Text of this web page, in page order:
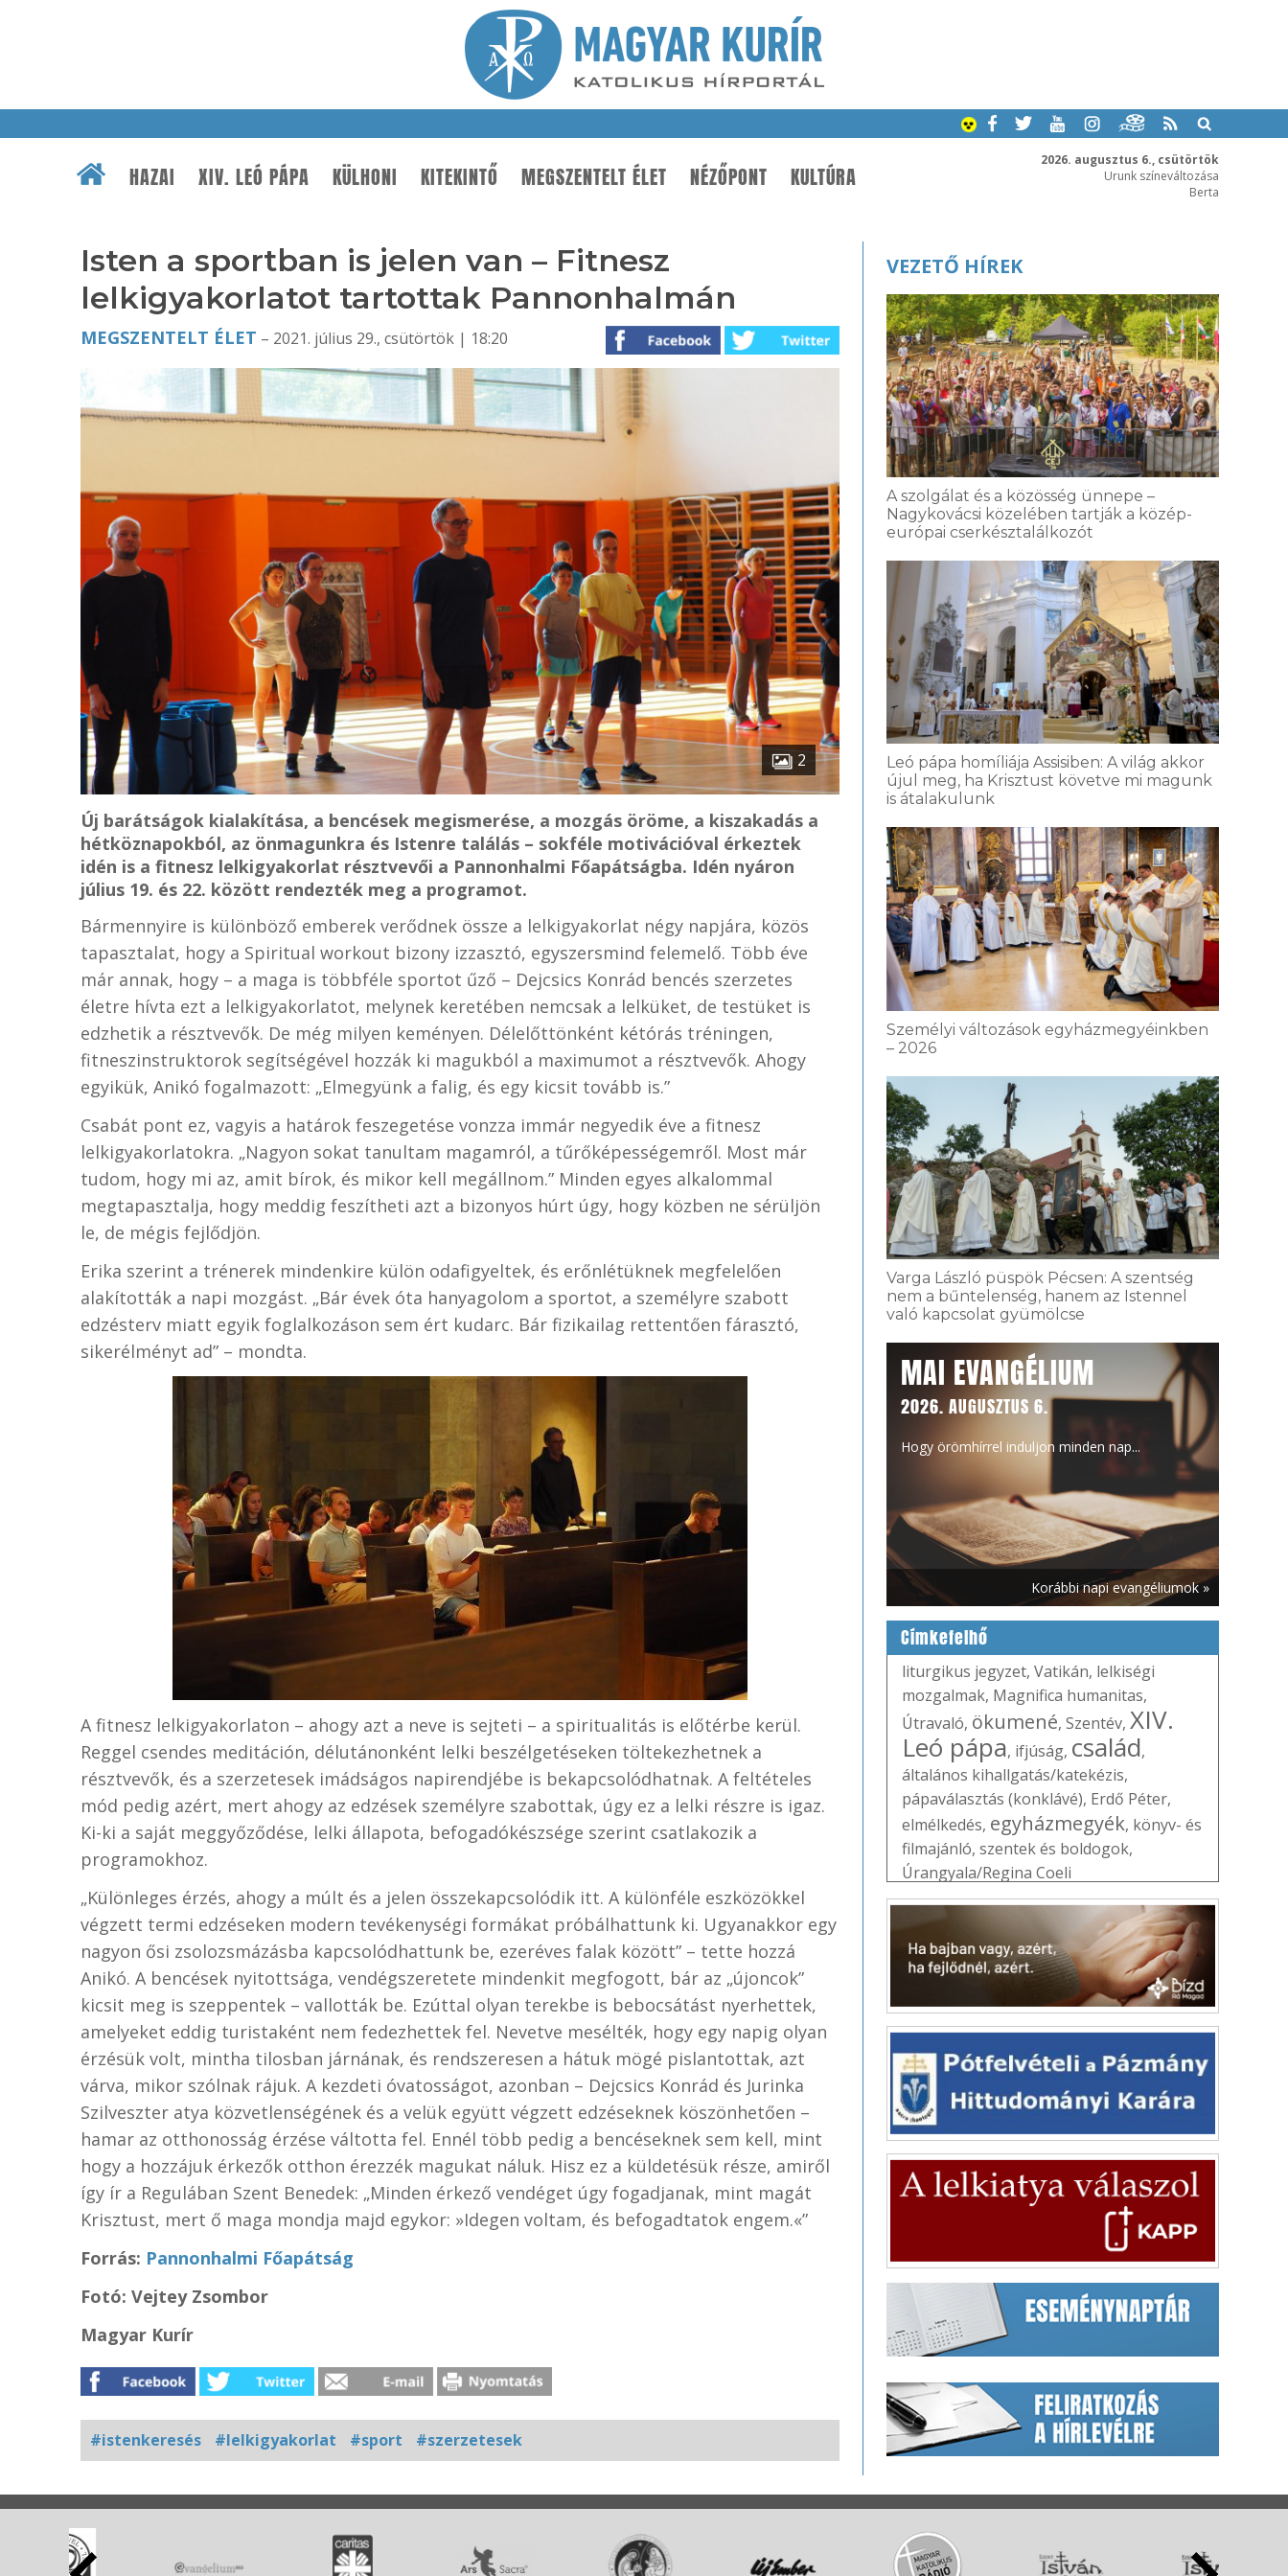
2026. augusztus 6., csütörtök
Urunk színeváltozása
Berta
HAZAI XIV. LEÓ PÁPA KÜLHONI KITEKINTŐ MEGSZENTELT ÉLET NÉZŐPONT KULTÚRA
Isten a sportban is jelen van – Fitnesz
lelkigyakorlatot tartottak Pannonhalmán
MEGSZENTELT ÉLET – 2021. július 29., csütörtök | 18:20
2
Új barátságok kialakítása, a bencések megismerése, a mozgás öröme, a kiszakadás a
hétköznapokból, az önmagunkra és Istenre találás – sokféle motivációval érkeztek
idén is a fitnesz lelkigyakorlat résztvevői a Pannonhalmi Főapátságba. Idén nyáron
július 19. és 22. között rendezték meg a programot.
Bármennyire is különböző emberek verődnek össze a lelkigyakorlat négy napjára, közös
tapasztalat, hogy a Spiritual workout bizony izzasztó, egyszersmind felemelő. Több éve
már annak, hogy – a maga is többféle sportot űző – Dejcsics Konrád bencés szerzetes
életre hívta ezt a lelkigyakorlatot, melynek keretében nemcsak a lelküket, de testüket is
edzhetik a résztvevők. De még milyen keményen. Délelőttönként kétórás tréningen,
fitneszinstruktorok segítségével hozzák ki magukból a maximumot a résztvevők. Ahogy
egyikük, Anikó fogalmazott: „Elmegyünk a falig, és egy kicsit tovább is.”
Csabát pont ez, vagyis a határok feszegetése vonzza immár negyedik éve a fitnesz
lelkigyakorlatokra. „Nagyon sokat tanultam magamról, a tűrőképességemről. Most már
tudom, hogy mi az, amit bírok, és mikor kell megállnom.” Minden egyes alkalommal
megtapasztalja, hogy meddig feszítheti azt a bizonyos húrt úgy, hogy közben ne sérüljön
le, de mégis fejlődjön.
Erika szerint a trénerek mindenkire külön odafigyeltek, és erőnlétüknek megfelelően
alakították a napi mozgást. „Bár évek óta hanyagolom a sportot, a személyre szabott
edzésterv miatt egyik foglalkozáson sem ért kudarc. Bár fizikailag rettentően fárasztó,
sikerélményt ad” – mondta.
A fitnesz lelkigyakorlaton – ahogy azt a neve is sejteti – a spiritualitás is előtérbe kerül.
Reggel csendes meditáción, délutánonként lelki beszélgetéseken töltekezhetnek a
résztvevők, és a szerzetesek imádságos napirendjébe is bekapcsolódhatnak. A feltételes
mód pedig azért, mert ahogy az edzések személyre szabottak, úgy ez a lelki részre is igaz.
Ki-ki a saját meggyőződése, lelki állapota, befogadókészsége szerint csatlakozik a
programokhoz.
„Különleges érzés, ahogy a múlt és a jelen összekapcsolódik itt. A különféle eszközökkel
végzett termi edzéseken modern tevékenységi formákat próbálhattunk ki. Ugyanakkor egy
nagyon ősi zsolozsmázásba kapcsolódhattunk be, ezeréves falak között” – tette hozzá
Anikó. A bencések nyitottsága, vendégszeretete mindenkit megfogott, bár az „újoncok”
kicsit meg is szeppentek – vallották be. Ezúttal olyan terekbe is bebocsátást nyerhettek,
amelyeket eddig turistaként nem fedezhettek fel. Nevetve mesélték, hogy egy napig olyan
érzésük volt, mintha tilosban járnának, és rendszeresen a hátuk mögé pislantottak, azt
várva, mikor szólnak rájuk. A kezdeti óvatosságot, azonban – Dejcsics Konrád és Jurinka
Szilveszter atya közvetlenségének és a velük együtt végzett edzéseknek köszönhetően –
hamar az otthonosság érzése váltotta fel. Ennél több pedig a bencéseknek sem kell, mint
hogy a hozzájuk érkezők otthon érezzék magukat náluk. Hisz ez a küldetésük része, amiről
így ír a Regulában Szent Benedek: „Minden érkező vendéget úgy fogadjanak, mint magát
Krisztust, mert ő maga mondja majd egykor: »Idegen voltam, és befogadtatok engem.«”
Forrás: Pannonhalmi Főapátság
Fotó: Vejtey Zsombor
Magyar Kurír
#istenkeresés #lelkigyakorlat #sport #szerzetesek
Kapcsolódó
fotógaléria
VEZETŐ HÍREK
A szolgálat és a közösség ünnepe –
Nagykovácsi közelében tartják a közép-
európai cserkésztalálkozót
Leó pápa homíliája Assisiben: A világ akkor
újul meg, ha Krisztust követve mi magunk
is átalakulunk
Személyi változások egyházmegyéinkben
– 2026
Varga László püspök Pécsen: A szentség
nem a bűntelenség, hanem az Istennel
való kapcsolat gyümölcse
MAI EVANGÉLIUM
2026. AUGUSZTUS 6.
Hogy örömhírrel induljon minden nap...
Korábbi napi evangéliumok »
Címkefelhő
liturgikus jegyzet, Vatikán, lelkiségi
mozgalmak, Magnifica humanitas,
Útravaló, ökumené, Szentév, XIV.
Leó pápa, ifjúság, család,
általános kihallgatás/katekézis,
pápaválasztás (konklávé), Erdő Péter,
elmélkedés, egyházmegyék, könyv- és
filmajánló, szentek és boldogok,
Úrangyala/Regina Coeli